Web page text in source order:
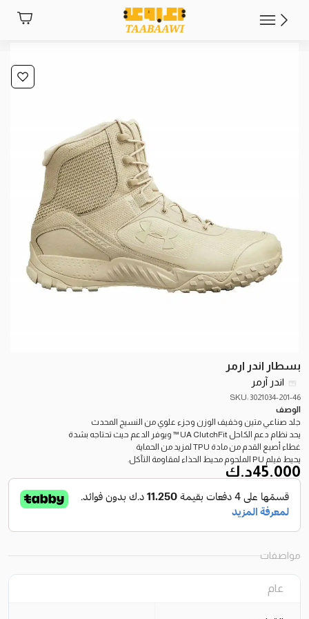
بسطار اندر ارمر
اندر آرمر
SKU: 3021034-201-46
الوصف
جلد صناعي متين وخفيف الوزن وجزء علوي من النسيج المحدث
يحد نظام دعم الكاحل UA ClutchFit ™ ويوفر الدعم حيث تحتاجه بشدة
غطاء أصبع القدم من مادة TPU لمزيد من الحماية
يحيط فيلم PU الملحوم محيط الحذاء لمقاومة التآكل.
45.000د.ك
مواصفات
عام